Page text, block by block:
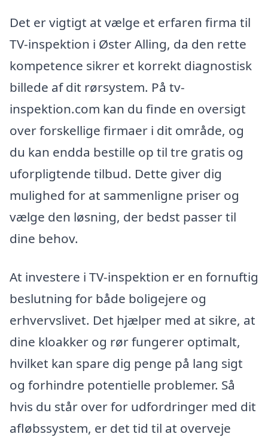
Det er vigtigt at vælge et erfaren firma til
TV-inspektion i Øster Alling, da den rette
kompetence sikrer et korrekt diagnostisk
billede af dit rørsystem. På tv-
inspektion.com kan du finde en oversigt
over forskellige firmaer i dit område, og
du kan endda bestille op til tre gratis og
uforpligtende tilbud. Dette giver dig
mulighed for at sammenligne priser og
vælge den løsning, der bedst passer til
dine behov.
At investere i TV-inspektion er en fornuftig
beslutning for både boligejere og
erhvervslivet. Det hjælper med at sikre, at
dine kloakker og rør fungerer optimalt,
hvilket kan spare dig penge på lang sigt
og forhindre potentielle problemer. Så
hvis du står over for udfordringer med dit
afløbssystem, er det tid til at overveje